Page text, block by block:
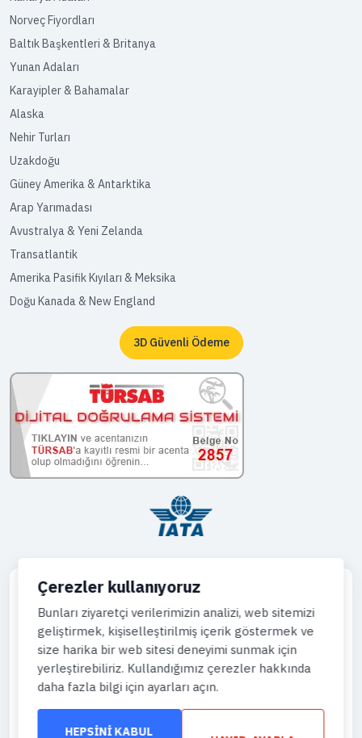
Norveç Fiyordları
Baltık Başkentleri & Britanya
Yunan Adaları
Karayipler & Bahamalar
Alaska
Nehir Turları
Uzakdoğu
Güney Amerika & Antarktika
Arap Yarımadası
Avustralya & Yeni Zelanda
Transatlantik
Amerika Pasifik Kıyıları & Meksika
Doğu Kanada & New England
3D Güvenli Ödeme
Telefon
444 43 64
WhatsApp
Çerezler kullanıyoruz
Bunları ziyaretçi verilerimizin analizi, web sitemizi
geliştirmek, kişiselleştirilmiş içerik göstermek ve
size harika bir web sitesi deneyimi sunmak için
yerleştirebiliriz. Kullandığımız çerezler hakkında
daha fazla bilgi için ayarları açın.
HEPSINI KABUL